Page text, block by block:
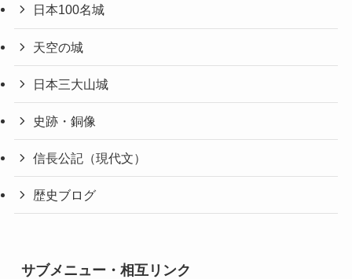
日本100名城
天空の城
日本三大山城
史跡・銅像
信長公記（現代文）
歴史ブログ
サブメニュー・相互リンク